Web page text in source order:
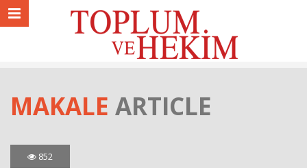
MAKALE ARTICLE
852